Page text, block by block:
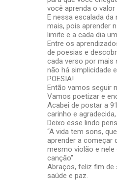
você aprenda o valor
E nessa escalada
mais, pois aprender
limite e a cada dia
Entre os
de poesias e
cada verso por mais
não há simplicidade
POESIA!
Então vamos seguir
Vamos poetizar e
Acabei de postar a
carinho e
Deixo esse lindo
“A vida tem sons,
aprender a começar
mesmo violão e
canção”
Abraços, feliz fim de
saúde e paz.